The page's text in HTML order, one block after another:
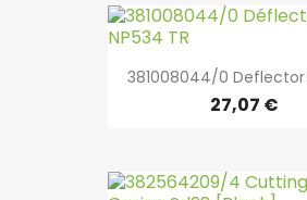
381008044/0 Deflector
27,07 €